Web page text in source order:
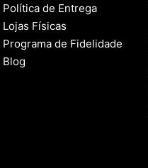
Política de Entrega
Lojas Físicas
Programa de Fidelidade
Blog